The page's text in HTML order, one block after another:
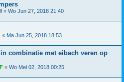
« Wo Jun 27, 2018 21:40
« Ma Jun 25, 2018 18:53
combinatie met eibach veren op
« Wo Mei 02, 2018 00:25